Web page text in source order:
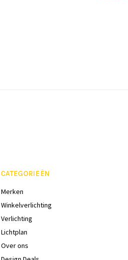
CATEGORIEËN
Merken
Winkelverlichting
Verlichting
Lichtplan
Over ons